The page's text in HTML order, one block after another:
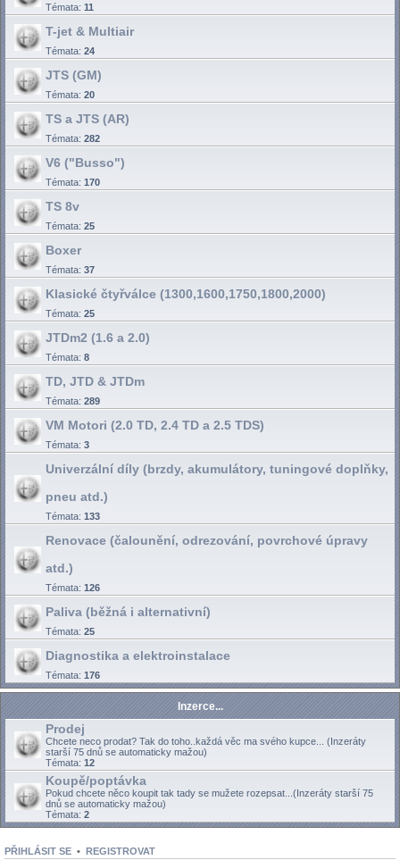
Témata: 11
T-jet & Multiair
Témata: 24
JTS (GM)
Témata: 20
TS a JTS (AR)
Témata: 282
V6 ("Busso")
Témata: 170
TS 8v
Témata: 25
Boxer
Témata: 37
Klasické čtyřválce (1300,1600,1750,1800,2000)
Témata: 25
JTDm2 (1.6 a 2.0)
Témata: 8
TD, JTD & JTDm
Témata: 289
VM Motori (2.0 TD, 2.4 TD a 2.5 TDS)
Témata: 3
Univerzální díly (brzdy, akumulátory, tuningové doplňky,
pneu atd.)
Témata: 133
Renovace (čalounění, odrezování, povrchové úpravy
atd.)
Témata: 126
Paliva (běžná i alternativní)
Témata: 25
Diagnostika a elektroinstalace
Témata: 176
Inzerce...
Prodej
Chcete neco prodat? Tak do toho..každá věc ma svého kupce... (Inzeráty
starší 75 dnů se automaticky mažou)
Témata: 12
Koupě/poptávka
Pokud chcete něco koupit tak tady se mužete rozepsat...(Inzeráty starší 75
dnů se automaticky mažou)
Témata: 2
PŘIHLÁSIT SE • REGISTROVAT